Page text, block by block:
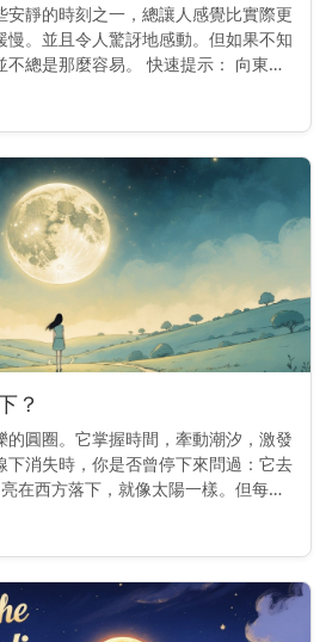
安靜的時刻之一，總讓人感覺比實際更
。並且令人驚訝地感動。但如果不知
總是那麼容易。 快速提示： 向東方
地勢或面向開闊天空的海灘效果最
？
的圓圈。它掌握時間，牽動潮汐，激發
下消失時，你是否曾停下來問過：它去
在西方落下，就像太陽一樣。但每晚
為什麼月亮會在西方落下 地球由西向